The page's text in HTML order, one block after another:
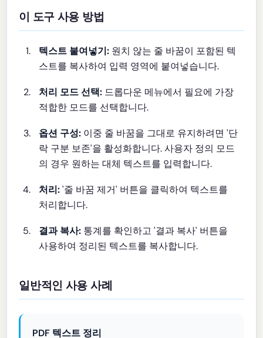
이 도구 사용 방법
텍스트 붙여넣기: 원치 않는 줄 바꿈이 포함된 텍
스트를 복사하여 입력 영역에 붙여넣습니다.
처리 모드 선택: 드롭다운 메뉴에서 필요에 가장
적합한 모드를 선택합니다.
옵션 구성: 이중 줄 바꿈을 그대로 유지하려면 '단
락 구분 보존'을 활성화합니다. 사용자 정의 모드
의 경우 원하는 대체 텍스트를 입력합니다.
처리:'줄 바꿈 제거' 버튼을 클릭하여 텍스트를
처리합니다.
결과 복사: 통계를 확인하고 '결과 복사' 버튼을
사용하여 정리된 텍스트를 복사합니다.
일반적인 사용 사례
PDF 텍스트 정리